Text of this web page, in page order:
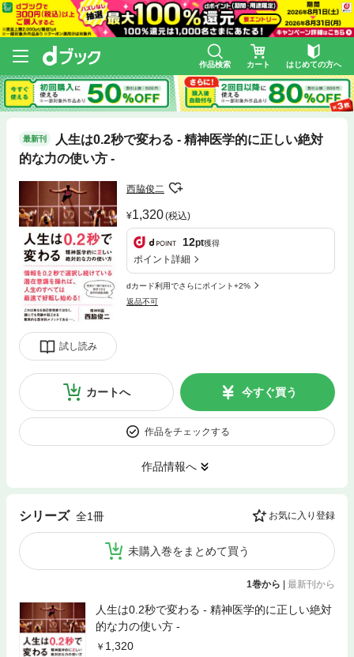
作品検索 カート はじめての方へ
最新刊
人生は0.2秒で変わる - 精神医学的に正しい絶対
的な力の使い方 -
試し読み
西脇俊二
1,320(税込)
12pt獲得
ポイント詳細
dカード利用でさらにポイント+2%
返品不可
カートへ 今すぐ買う
作品をチェックする
作品情報へ
シリーズ 全1冊 お気に入り登録
未購入巻をまとめて買う
1巻から | 最新刊から
人生は0.2秒で変わる - 精神医学的に正しい絶対
的な力の使い方 -
1,320